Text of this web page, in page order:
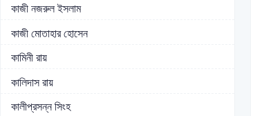
কাজী নজরুল ইসলাম
কাজী মোতাহার হোসেন
কামিনী রায়
কালিদাস রায়
কালীপ্রসন্ন সিংহ